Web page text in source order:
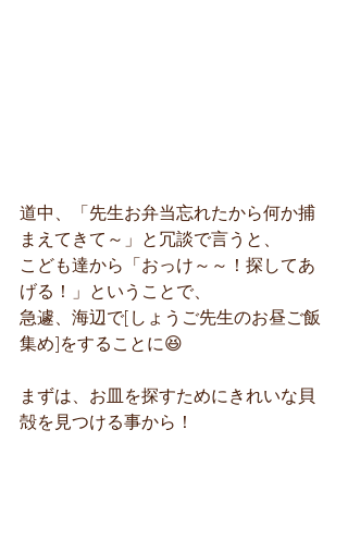
道中、「先生お弁当忘れたから何か捕
まえてきて～」と冗談で言うと、
こども達から「おっけ～～！探してあ
げる！」ということで、
急遽、海辺で[しょうご先生のお昼ご飯
集め]をすることに😆
まずは、お皿を探すためにきれいな貝
殻を見つける事から！